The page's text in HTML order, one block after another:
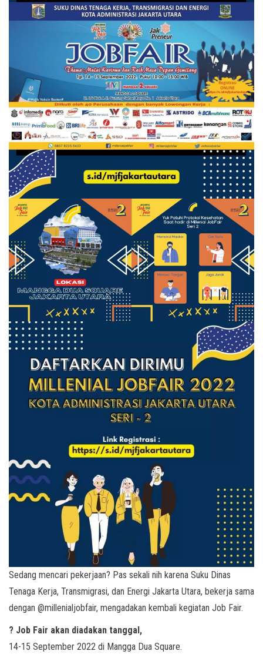
Sedang mencari pekerjaan? Pas sekali nih karena Suku Dinas
Tenaga Kerja, Transmigrasi, dan Energi Jakarta Utara, bekerja sama
dengan @millenialjobfair, mengadakan kembali kegiatan Job Fair.
? Job Fair akan diadakan tanggal,
14-15 September 2022 di Mangga Dua Square.